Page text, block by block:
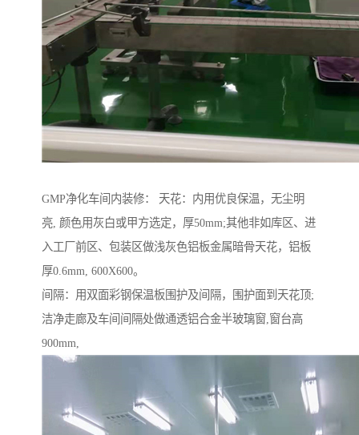
GMP净化车间内装修： 天花：内用优良保温，无尘明
亮, 颜色用灰白或甲方选定，厚50mm;其他非如库区、进
入工厂前区、包装区做浅灰色铝板金属暗骨天花，铝板
厚0.6mm, 600X600。
间隔：用双面彩钢保温板围护及间隔，围护面到天花顶;
洁净走廊及车间间隔处做通透铝合金半玻璃窗,窗台高
900mm,